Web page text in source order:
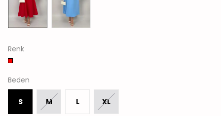
Renk
Beden
S M L XL